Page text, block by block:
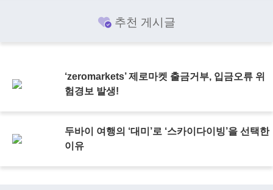
추천 게시글
‘zeromarkets’ 제로마켓 출금거부, 입금오류 위
험경보 발생!
두바이 여행의 ‘대미’로 ‘스카이다이빙’을 선택한
이유